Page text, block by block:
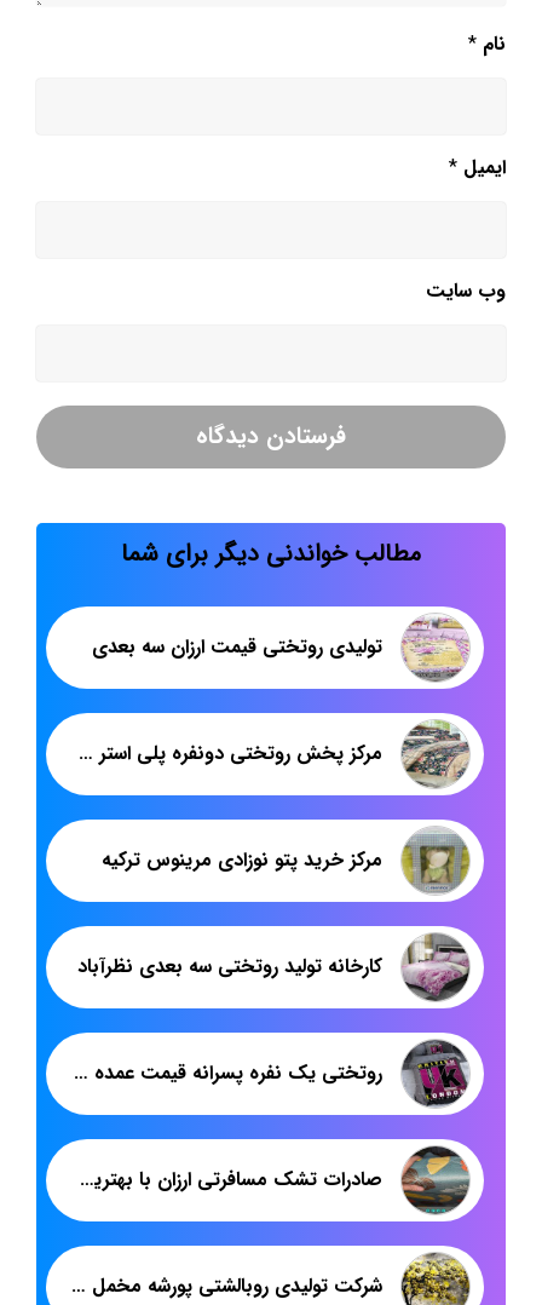
نام *
ایمیل *
وب‌ سایت
مطالب خواندنی دیگر برای شما
تولیدی روتختی قیمت ارزان سه بعدی
مرکز پخش روتختی دونفره پلی استر در اصفهان
مرکز خرید پتو نوزادی مرینوس ترکیه
کارخانه تولید روتختی سه بعدی نظرآباد
روتختی یک نفره پسرانه قیمت عمده تولیدی تهران
صادرات تشک مسافرتی ارزان با بهترین سودآوری
شرکت تولیدی روبالشتی پورشه مخمل سه بعدی در تهران